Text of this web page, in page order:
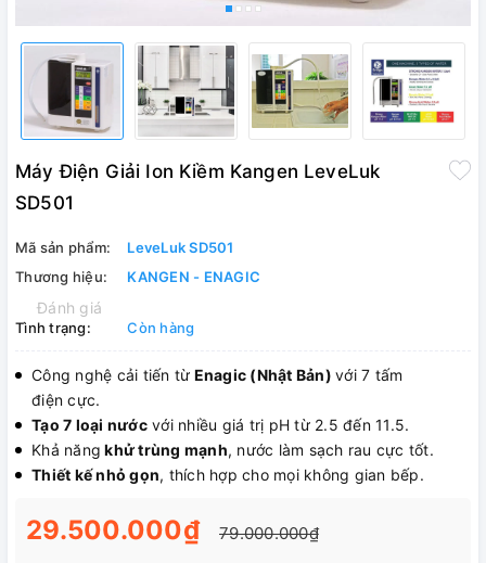
Máy Điện Giải Ion Kiềm Kangen LeveLuk
SD501
Mã sản phẩm:
LeveLuk SD501
Thương hiệu:
KANGEN - ENAGIC
Đánh giá
Tình trạng: Còn hàng
Công nghệ cải tiến từ Enagic (Nhật Bản) với 7 tấm
điện cực.
Tạo 7 loại nướcvới nhiều giá trị pH từ 2.5 đến 11.5.
Khả năng khử trùng mạnh, nước làm sạch rau cực tốt.
Thiết kế nhỏ gọn, thích hợp cho mọi không gian bếp.
29.500.000₫ 79.000.000₫